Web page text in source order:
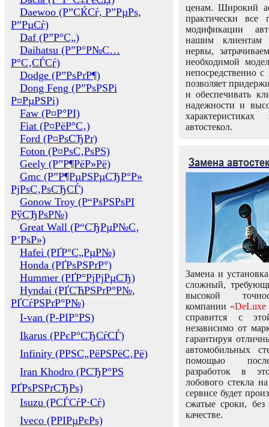
Daewoo (Р”СЌСѓ, Р”РµРѕ,
Р”РµСѓ)
Daf (Р”Р°С„)
Daihatsu (Р”Р°Р№С…
Р°С‚СЃСѓ)
Dodge (Р”РѕРґР¶)
Dong Feng (Р”РѕРЅРі
Р¤РµРЅРі)
Faw (Р¤Р°РІ)
Fiat (Р¤РёР°С‚)
Ford (Р¤РѕСЂРґ)
Foton (Р¤РѕС‚РѕРЅ)
Geely (Р”Р¶РёР»Рё)
Gmc (Р”Р¶РµРЅРµСЂР°Р»
РјРѕС‚РѕСЂСЃ)
Gonow Troy (Р“РѕРЅРѕРІ
РўСЂРѕР№)
Great Wall (Р“СЂРµР№С‚
Р’РѕР»)
Hafei (РҐР°С„РµР№)
Honda (РҐРѕРЅРґР°)
Hummer (РҐР°РјРјРµСЂ)
Hyndai (РҐСЋРЅРґР°Р№,
РҐСѓРЅРґР°Р№)
I-van (Р-РІР°РЅ)
Ikarus (РРєР°СЂСѓСЃ)
Infinity (РРЅС„РёРЅРёС‚Рё)
Iran Khodro (РСЂР°РЅ
РҐРѕРЅРґСЂРѕ)
Isuzu (РСЃСѓР·Сѓ)
Iveco (РРІРµРєРѕ)
ценам. Широкий
практически все
модификации
нашим клиентам
нервы,
необходимой
непосредственно
позволяет
и обеспечивать
надежности и
автостекол.
Замена
Замена и
сложный,
высокой
компании «DeLuxe
справится с
независимо от
гарантируя
автомобильных
помощью
разработок в
лобового стекла
сервисе будет
сжатые сроки,
качестве.